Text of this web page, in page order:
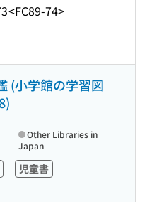
<FC89-74>
(小学館の学習図
児童書
Other Libraries in
Japan